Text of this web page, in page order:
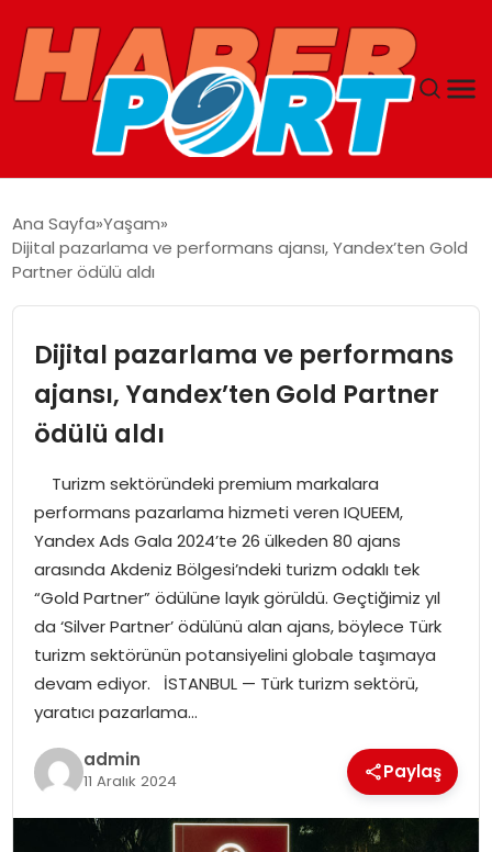
GUNCEL
SAĞLIK
SPOR
MAGAZIN
SPOR
EĞITIM
OTOMOBIL
TEKNOLOJI
EKONOMI
Ana Sayfa Yaşam
Dijital pazarlama ve performans ajansı, Yandex’ten Gold
Partner ödülü aldı
Dijital pazarlama ve performans
ajansı, Yandex’ten Gold Partner
ödülü aldı
Turizm sektöründeki premium markalara
performans pazarlama hizmeti veren IQUEEM,
Yandex Ads Gala 2024’te 26 ülkeden 80 ajans
arasında Akdeniz Bölgesi’ndeki turizm odaklı tek
“Gold Partner” ödülüne layık görüldü. Geçtiğimiz yıl
da ‘Silver Partner’ ödülünü alan ajans, böylece Türk
turizm sektörünün potansiyelini globale taşımaya
devam ediyor. İSTANBUL — Türk turizm sektörü,
yaratıcı pazarlama…
admin
11 Aralık 2024 Paylaş